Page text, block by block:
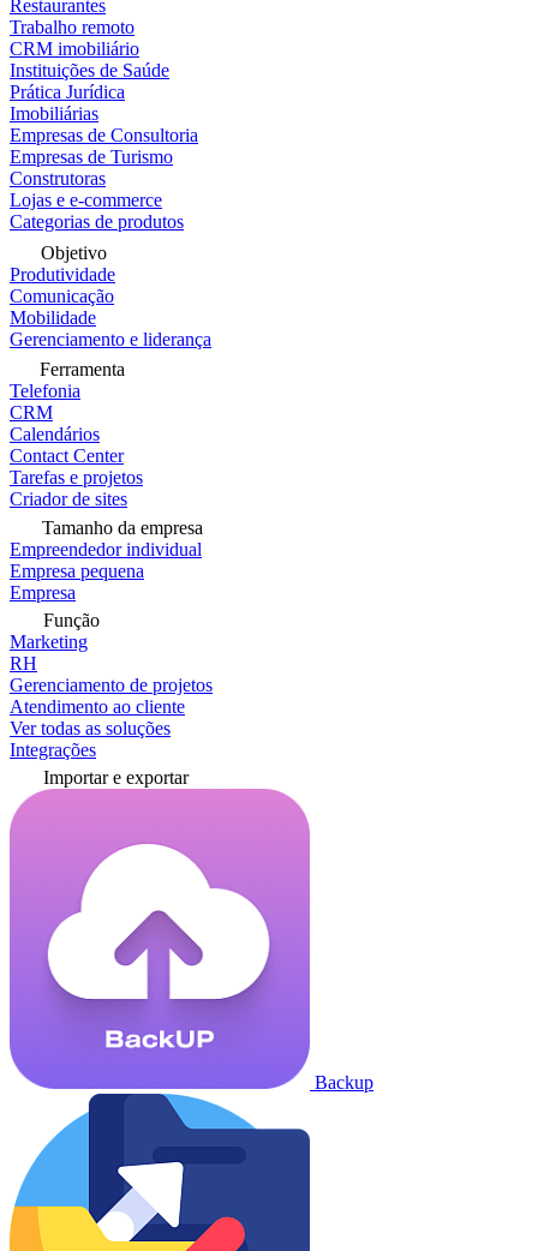
Restaurantes
Trabalho remoto
CRM imobiliário
Instituições de Saúde
Prática Jurídica
Imobiliárias
Empresas de Consultoria
Empresas de Turismo
Construtoras
Lojas e e-commerce
Categorias de produtos
Objetivo
Produtividade
Comunicação
Mobilidade
Gerenciamento e liderança
Ferramenta
Telefonia
CRM
Calendários
Contact Center
Tarefas e projetos
Criador de sites
Tamanho da empresa
Empreendedor individual
Empresa pequena
Empresa
Função
Marketing
RH
Gerenciamento de projetos
Atendimento ao cliente
Ver todas as soluções
Integrações
Importar e exportar
Backup